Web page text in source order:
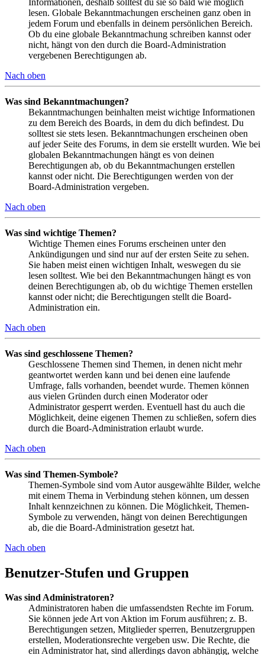
lesen. Globale Bekanntmachungen erscheinen ganz oben in
jedem Forum und ebenfalls in deinem persönlichen Bereich.
Ob du eine globale Bekanntmachung schreiben kannst oder
nicht, hängt von den durch die Board-Administration
vergebenen Berechtigungen ab.
Nach oben
Was sind Bekanntmachungen?
Bekanntmachungen beinhalten meist wichtige Informationen
zu dem Bereich des Boards, in dem du dich befindest. Du
solltest sie stets lesen. Bekanntmachungen erscheinen oben
auf jeder Seite des Forums, in dem sie erstellt wurden. Wie bei
globalen Bekanntmachungen hängt es von deinen
Berechtigungen ab, ob du Bekanntmachungen erstellen
kannst oder nicht. Die Berechtigungen werden von der
Board-Administration vergeben.
Nach oben
Was sind wichtige Themen?
Wichtige Themen eines Forums erscheinen unter den
Ankündigungen und sind nur auf der ersten Seite zu sehen.
Sie haben meist einen wichtigen Inhalt, weswegen du sie
lesen solltest. Wie bei den Bekanntmachungen hängt es von
deinen Berechtigungen ab, ob du wichtige Themen erstellen
kannst oder nicht; die Berechtigungen stellt die Board-
Administration ein.
Nach oben
Was sind geschlossene Themen?
Geschlossene Themen sind Themen, in denen nicht mehr
geantwortet werden kann und bei denen eine laufende
Umfrage, falls vorhanden, beendet wurde. Themen können
aus vielen Gründen durch einen Moderator oder
Administrator gesperrt werden. Eventuell hast du auch die
Möglichkeit, deine eigenen Themen zu schließen, sofern dies
durch die Board-Administration erlaubt wurde.
Nach oben
Was sind Themen-Symbole?
Themen-Symbole sind vom Autor ausgewählte Bilder, welche
mit einem Thema in Verbindung stehen können, um dessen
Inhalt kennzeichnen zu können. Die Möglichkeit, Themen-
Symbole zu verwenden, hängt von deinen Berechtigungen
ab, die die Board-Administration gesetzt hat.
Nach oben
Benutzer-Stufen und Gruppen
Was sind Administratoren?
Administratoren haben die umfassendsten Rechte im Forum.
Sie können jede Art von Aktion im Forum ausführen; z. B.
Berechtigungen setzen, Mitglieder sperren, Benutzergruppen
erstellen, Moderationsrechte vergeben usw. Die Rechte, die
ein Administrator hat, sind allerdings davon abhängig, welche